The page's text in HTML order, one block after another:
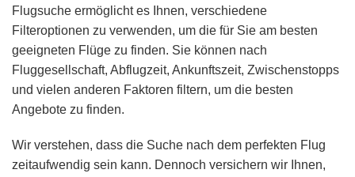
Flugsuche ermöglicht es Ihnen, verschiedene
Filteroptionen zu verwenden, um die für Sie am besten
geeigneten Flüge zu finden. Sie können nach
Fluggesellschaft, Abflugzeit, Ankunftszeit, Zwischenstopps
und vielen anderen Faktoren filtern, um die besten
Angebote zu finden.
Wir verstehen, dass die Suche nach dem perfekten Flug
zeitaufwendig sein kann. Dennoch versichern wir Ihnen,